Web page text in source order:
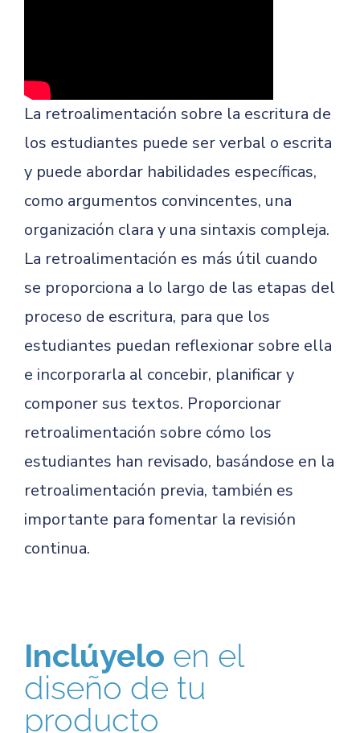
La retroalimentación sobre la escritura de
los estudiantes puede ser verbal o escrita
y puede abordar habilidades específicas,
como argumentos convincentes, una
organización clara y una sintaxis compleja.
La retroalimentación es más útil cuando
se proporciona a lo largo de las etapas del
proceso de escritura, para que los
estudiantes puedan reflexionar sobre ella
e incorporarla al concebir, planificar y
componer sus textos. Proporcionar
retroalimentación sobre cómo los
estudiantes han revisado, basándose en la
retroalimentación previa, también es
importante para fomentar la revisión
continua.
Inclúyelo en el
diseño de tu
producto